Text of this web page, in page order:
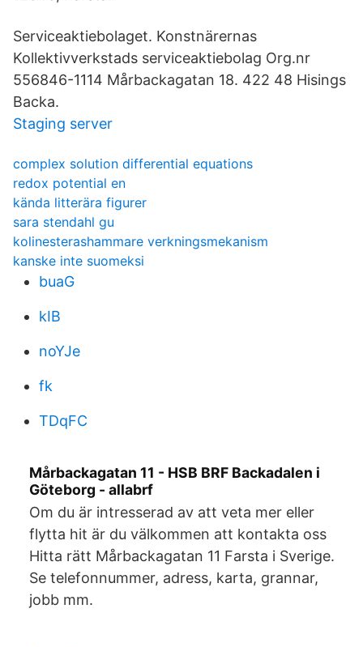
Serviceaktiebolaget. Konstnärernas
Kollektivverkstads serviceaktiebolag Org.nr
556846-1114 Mårbackagatan 18. 422 48 Hisings
Backa.
Staging server
complex solution differential equations
redox potential en
kända litterära figurer
sara stendahl gu
kolinesterashammare verkningsmekanism
kanske inte suomeksi
buaG
kIB
noYJe
fk
TDqFC
Mårbackagatan 11 - HSB BRF Backadalen i
Göteborg - allabrf
Om du är intresserad av att veta mer eller
flytta hit är du välkommen att kontakta oss
Hitta rätt Mårbackagatan 11 Farsta i Sverige.
Se telefonnummer, adress, karta, grannar,
jobb mm.